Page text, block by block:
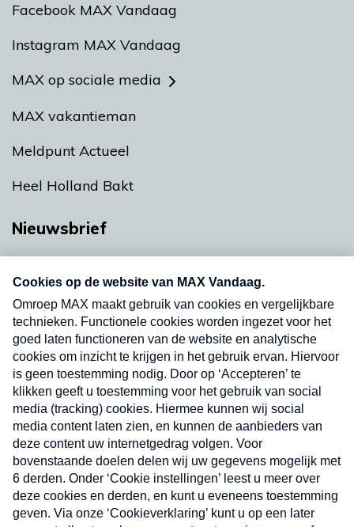
Facebook MAX Vandaag
Instagram MAX Vandaag
MAX op sociale media
MAX vakantieman
Meldpunt Actueel
Heel Holland Bakt
Nieuwsbrief
nieuwsbrief. Elke vrijdag- en dinsdagochtend in
uw mailbox.
Verzend
Nieuwsbrief